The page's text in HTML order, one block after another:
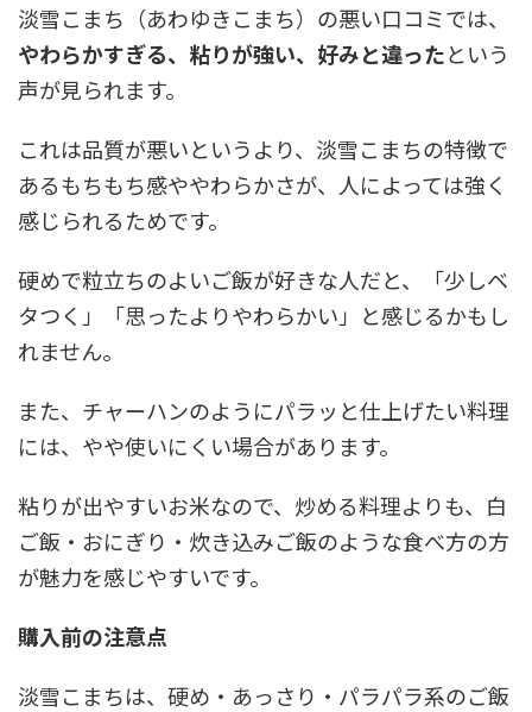
淡雪こまち（あわゆきこまち）の悪い口コミでは、
やわらかすぎる、粘りが強い、好みと違ったという
声が見られます。
これは品質が悪いというより、淡雪こまちの特徴で
あるもちもち感ややわらかさが、人によっては強く
感じられるためです。
硬めで粒立ちのよいご飯が好きな人だと、「少しベ
タつく」「思ったよりやわらかい」と感じるかもし
れません。
また、チャーハンのようにパラッと仕上げたい料理
には、やや使いにくい場合があります。
粘りが出やすいお米なので、炒める料理よりも、白
ご飯・おにぎり・炊き込みご飯のような食べ方の方
が魅力を感じやすいです。
購入前の注意点
淡雪こまちは、硬め・あっさり・パラパラ系のご飯